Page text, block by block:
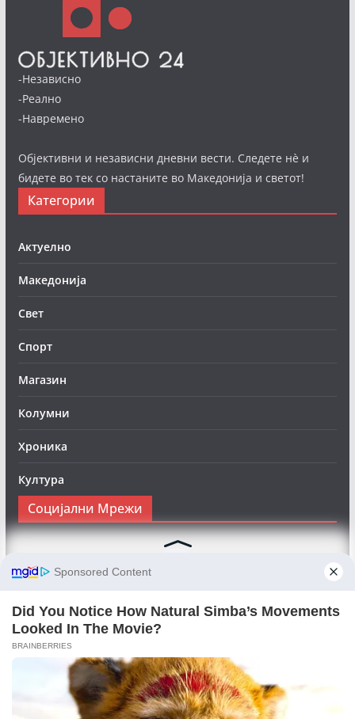
-Независно
-Реално
-Навремено
Објективни и независни дневни вести. Следете нè и
бидете во тек со настаните во Македонија и светот!
Категории
Актуелно
Македонија
Свет
Спорт
Магазин
Колумни
Хроника
Култура
Социјални Мрежи
Следете нè на Фејсбук за да сте во тек со најновите